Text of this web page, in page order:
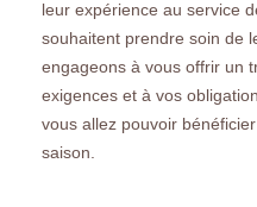
leur expérience au service
souhaitent prendre soin de
engageons à vous offrir un
exigences et à vos
vous allez pouvoir
saison.